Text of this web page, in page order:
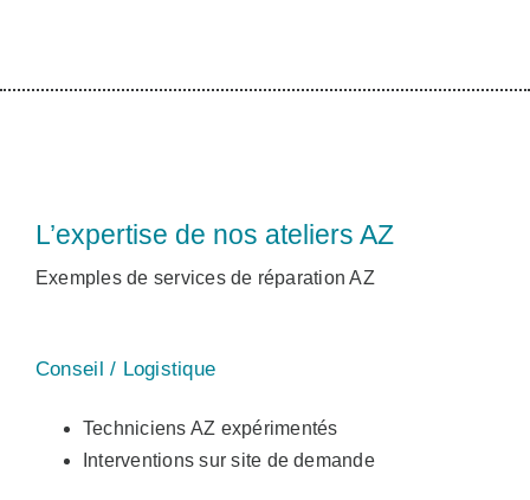
L’expertise de nos ateliers AZ
Exemples de services de réparation AZ
Conseil / Logistique
Techniciens AZ expérimentés
Interventions sur site de demande